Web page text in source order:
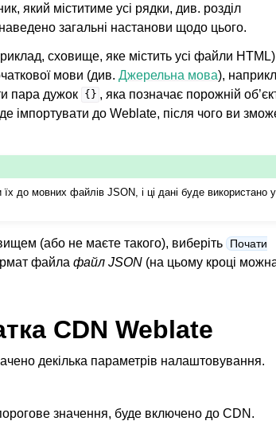
який міститиме усі рядки, див. розділ
загальні настанови щодо цього.
сховище, яке містить усі файли
мови (див. Джерельна мова),
пара дужок {} , яка позначає порожній
до Weblate, після чого ви
до мовних файлів JSON, і ці дані буде використано у
(або не маєте такого), виберіть
Почати
файлафайл JSON (на цьому кроці
CDN Weblate
декілька параметрів налаштовування.
значення, буде включено до CDN.